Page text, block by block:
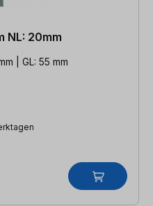
NL: 20mm
| GL: 55 mm